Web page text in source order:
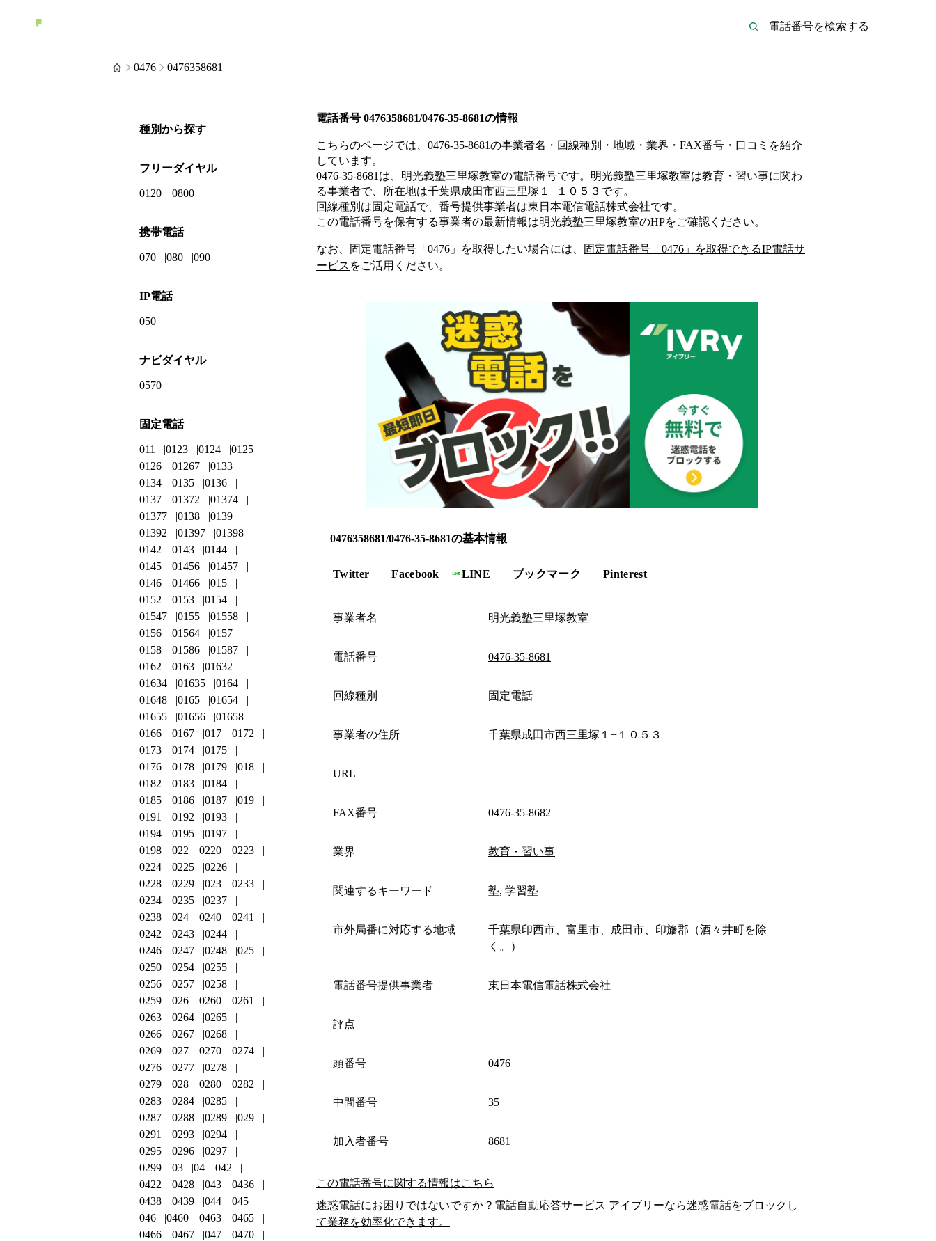
0476 0476358681
電話番号 0476358681/0476-35-8681の情報
こちらのページでは、 0476-35-8681の事業者名・回線種別・地域・業界・FAX番号・口コミを紹介
しています。
0476-35-8681 は、 明光義塾三里塚教室の電話番号です。 明光義塾三里塚教室は教育・習い事に関わ
る事業者で、所在地は千葉県成田市西三里塚１−１０５３ です。
回線種別は固定電話で、番号提供事業者は東日本電信電話株式会社です。
この電話番号を保有する事業者の最新情報は明光義塾三里塚教室のHPをご確認ください。
なお、固定電話番号「 0476 」を取得したい場合には、 固定電話番号「 0476 」を取得できるIP電話サ
ービス をご活用ください。
0476358681/0476-35-8681の基本情報
Twitter Facebook LINE ブックマーク Pinterest
事業者名 明光義塾三里塚教室
電話番号 0476-35-8681
回線種別 固定電話
事業者の住所 千葉県成田市西三里塚１−１０５３
URL
FAX番号 0476-35-8682
業界 教育・習い事
関連するキーワード 塾, 学習塾
市外局番に対応する地域
千葉県印西市、富里市、成田市、印旛郡（酒々井町を除
く。）
電話番号提供事業者 東日本電信電話株式会社
評点
頭番号 0476
中間番号 35
加入者番号 8681
この電話番号に関する情報はこちら
迷惑電話にお困りではないですか？電話自動応答サービス アイブリーなら迷惑電話をブロックし
て業務を効率化できます。
種別から探す
フリーダイヤル
0120 0800
携帯電話
070 080 090
IP電話
050
ナビダイヤル
0570
固定電話
011 0123 0124
0125
0126
01267
0133
0134
0135
0136
0137
01372
01374
01377
0138
0139
01392
01397
01398
0142
0143
0144
0145
01456
01457
0146
01466
015
0152
0153
0154
01547
0155
01558
0156
01564
0157
0158
01586
01587
0162
0163
01632
01634
01635
0164
01648
0165
01654
01655
01656
01658
0166
0167 017
0172
0173
0174
0175
0176
0178 0179
018
0182
0183
0184
0185
0186 0187
019
0191
0192
0193
0194
0195
0197
0198
022 0220
0223
0224
0225
0226
0228
0229 023
0233
0234
0235
0237
0238
024 0240
0241
0242
0243
0244
0246
0247 0248
025
0250
0254
0255
0256
0257
0258
0259
026 0260
0261
0263
0264
0265
0266
0267
0268
0269
027 0270
0274
0276
0277
0278
0279
028 0280
0282
0283
0284
0285
0287
0288 0289
029
0291
0293
0294
0295
0296
0297
0299
03 04
042
0422
0428 043
0436
0438
0439 044
045
046
0460 0463
0465
0466
0467 047
0470